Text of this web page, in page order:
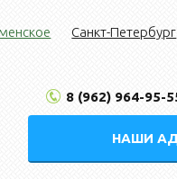
Санкт-Петербург
8 (962) 964-95-
НАШИ